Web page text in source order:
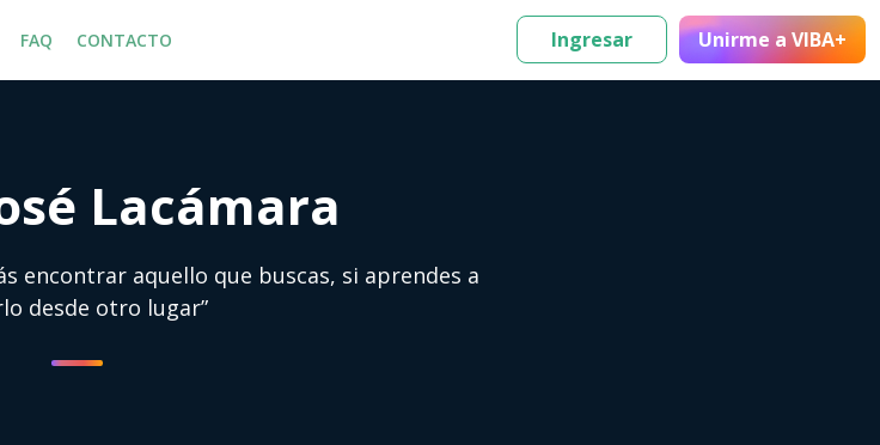
FAQ CONTACTO Ingresar Unirme a VIBA+
Lacámara
encontrar aquello que buscas, si aprendes a
desde otro lugar”